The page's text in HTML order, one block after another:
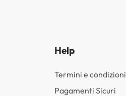
Help
Termini e condizioni
Pagamenti Sicuri